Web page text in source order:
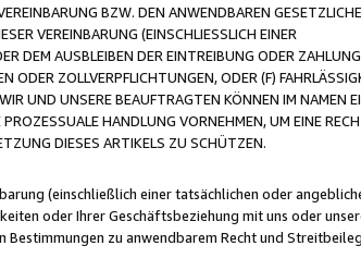
BZW. DEN ANWENDBAREN
VEREINBARUNG (EINSCHLIESSLICH EINER
DEM AUSBLEIBEN DER EINTREIBUNG ODER
ODER ZOLLVERPFLICHTUNGEN, ODER (F)
UND UNSERE BEAUFTRAGTEN KÖNNEN IM NAMEN
HANDLUNG VORNEHMEN, UM EINE
DIESES ARTIKELS ZU SCHÜTZEN.
(einschließlich einer tatsächlichen oder
oder Ihrer Geschäftsbeziehung mit uns oder
zu anwendbarem Recht und